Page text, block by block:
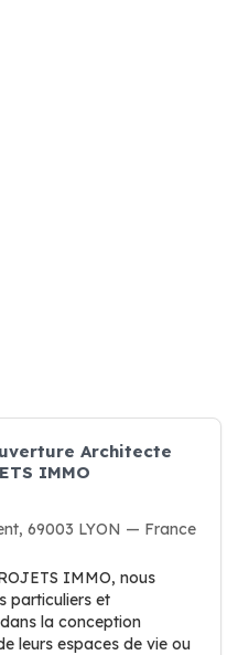
Architecte
IMMO
69003 LYON — France
IMMO, nous
particuliers et
la conception
leurs espaces de vie ou